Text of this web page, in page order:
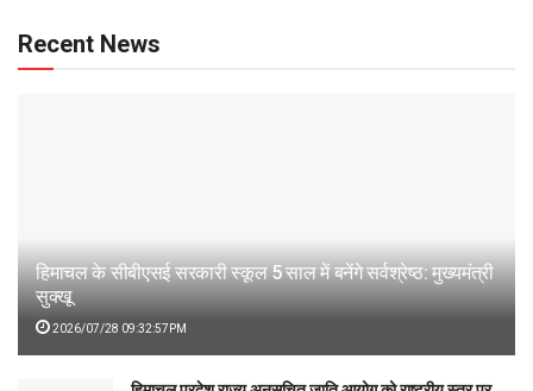
Recent News
हिमाचल के सीबीएसई सरकारी स्कूल 5 साल में बनेंगे सर्वश्रेष्ठ: मुख्यमंत्री
सुक्खू
2026/07/28 09:32:57PM